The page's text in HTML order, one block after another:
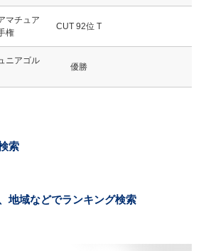
マチュア
権
CUT 92位 T
ニアゴル
優勝
索
地域などでランキング検索